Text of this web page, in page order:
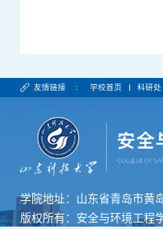
友情链接 : 学校首页 科研处
学院地址：山东省青岛市黄
版权所有：安全与环境工程